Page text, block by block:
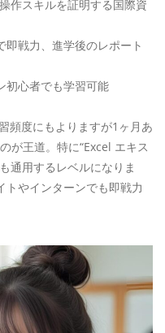
作スキルを証明する国際資
即戦力、進学後のレポート
初心者でも学習可能
頻度にもよりますが1ヶ月あ
が王道。特に“Excel エキス
通用するレベルになりま
やインターンでも即戦力